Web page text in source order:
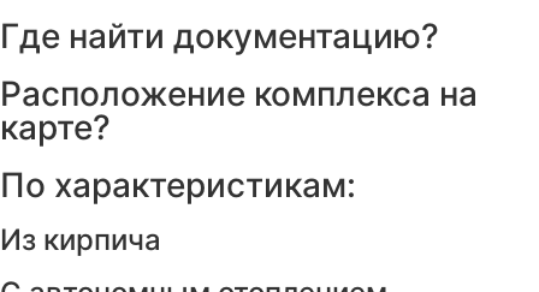
Где найти документацию?
Расположение комплекса на
карте?
По характеристикам:
Из кирпича